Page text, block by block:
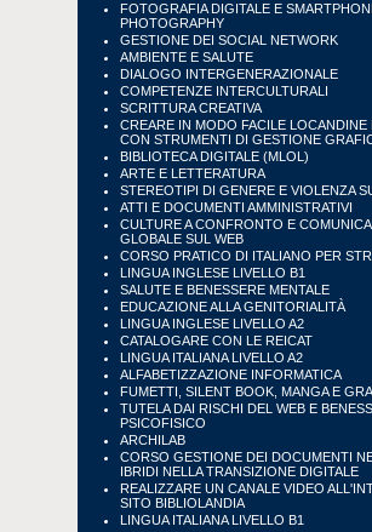
FOTOGRAFIA DIGITALE E
PHOTOGRAPHY
GESTIONE DEI SOCIAL NETWORK
AMBIENTE E SALUTE
DIALOGO INTERGENERAZIONALE
COMPETENZE INTERCULTURALI
SCRITTURA CREATIVA
CREARE IN MODO FACILE LOCANDINE
CON STRUMENTI DI GESTIONE
BIBLIOTECA DIGITALE (MLOL)
ARTE E LETTERATURA
STEREOTIPI DI GENERE E VIOLENZA
ATTI E DOCUMENTI AMMINISTRATIVI
CULTURE A CONFRONTO E
GLOBALE SUL WEB
CORSO PRATICO DI ITALIANO PER
LINGUA INGLESE LIVELLO B1
SALUTE E BENESSERE MENTALE
EDUCAZIONE ALLA GENITORIALITÀ
LINGUA INGLESE LIVELLO A2
CATALOGARE CON LE REICAT
LINGUA ITALIANA LIVELLO A2
ALFABETIZZAZIONE INFORMATICA
FUMETTI, SILENT BOOK, MANGA E
TUTELA DAI RISCHI DEL WEB E
PSICOFISICO
ARCHILAB
CORSO GESTIONE DEI DOCUMENTI
IBRIDI NELLA TRANSIZIONE DIGITALE
REALIZZARE UN CANALE VIDEO
SITO BIBLIOLANDIA
LINGUA ITALIANA LIVELLO B1